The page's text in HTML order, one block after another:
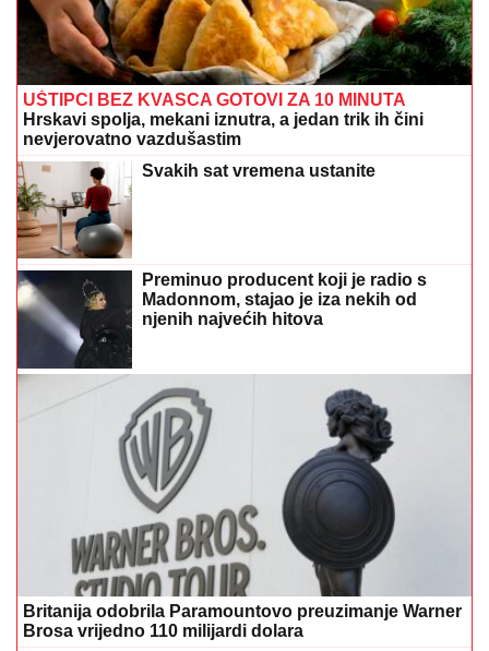
UŠTIPCI BEZ KVASCA GOTOVI ZA 10 MINUTA
Hrskavi spolja, mekani iznutra, a jedan trik ih čini
nevjerovatno vazdušastim
Svakih sat vremena ustanite
Preminuo producent koji je radio s
Madonnom, stajao je iza nekih od
njenih najvećih hitova
Britanija odobrila Paramountovo preuzimanje Warner
Brosa vrijedno 110 milijardi dolara